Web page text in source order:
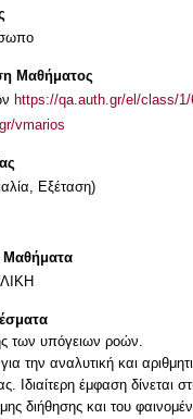
Μαθήματος
https://qa.auth.gr/el/class/1/
vmarios
Εξέταση)
Μαθήματα
των υπόγειων ροών.
την αναλυτική και
Ιδιαίτερη έμφαση
διήθησης και του